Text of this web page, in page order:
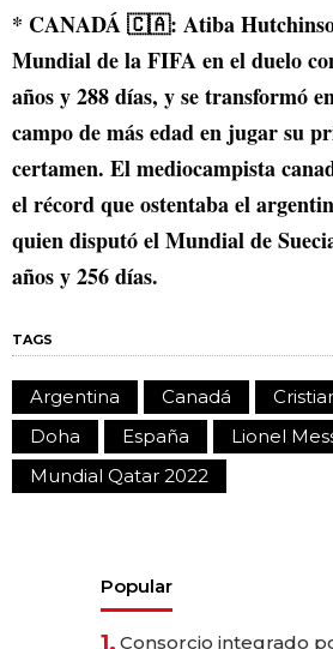
* CANADÁ 🇨🇦: Atiba
Mundial de la FIFA en el duelo
años y 288 días, y se transformó
campo de más edad en jugar su
certamen. El mediocampista
el récord que ostentaba el
quien disputó el Mundial de
años y 256 días.
TAGS
Argentina Canadá
Doha
España
Lionel
Mundial Qatar 2022
Popular
1. Consorcio integrado